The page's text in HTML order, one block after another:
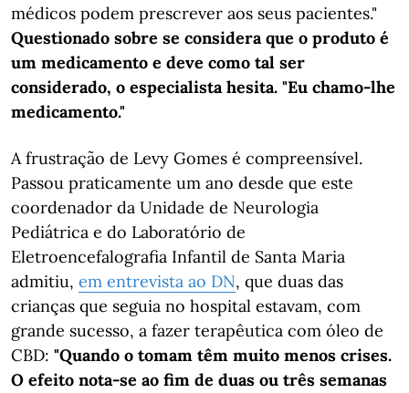
médicos podem prescrever aos seus pacientes."
Questionado sobre se considera que o produto é
um medicamento e deve como tal ser
considerado, o especialista hesita. "Eu chamo-lhe
medicamento."
A frustração de Levy Gomes é compreensível.
Passou praticamente um ano desde que este
coordenador da Unidade de Neurologia
Pediátrica e do Laboratório de
Eletroencefalografia Infantil de Santa Maria
admitiu, em entrevista ao DN, que duas das
crianças que seguia no hospital estavam, com
grande sucesso, a fazer terapêutica com óleo de
CBD: "Quando o tomam têm muito menos crises.
O efeito nota-se ao fim de duas ou três semanas